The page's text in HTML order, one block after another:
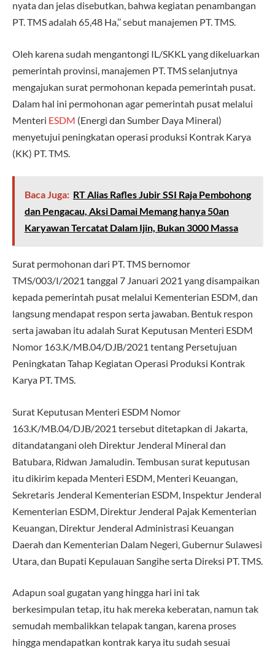
nyata dan jelas disebutkan, bahwa kegiatan penambangan
PT. TMS adalah 65,48 Ha,’’ sebut manajemen PT. TMS.
Oleh karena sudah mengantongi IL/SKKL yang dikeluarkan
pemerintah provinsi, manajemen PT. TMS selanjutnya
mengajukan surat permohonan kepada pemerintah pusat.
Dalam hal ini permohonan agar pemerintah pusat melalui
Menteri ESDM (Energi dan Sumber Daya Mineral)
menyetujui peningkatan operasi produksi Kontrak Karya
(KK) PT. TMS.
Baca Juga: RT Alias Rafles Jubir SSI Raja Pembohong
dan Pengacau, Aksi Damai Memang hanya 50an
Karyawan Tercatat Dalam Ijin, Bukan 3000 Massa
Surat permohonan dari PT. TMS bernomor
TMS/003/I/2021 tanggal 7 Januari 2021 yang disampaikan
kepada pemerintah pusat melalui Kementerian ESDM, dan
langsung mendapat respon serta jawaban. Bentuk respon
serta jawaban itu adalah Surat Keputusan Menteri ESDM
Nomor 163.K/MB.04/DJB/2021 tentang Persetujuan
Peningkatan Tahap Kegiatan Operasi Produksi Kontrak
Karya PT. TMS.
Surat Keputusan Menteri ESDM Nomor
163.K/MB.04/DJB/2021 tersebut ditetapkan di Jakarta,
ditandatangani oleh Direktur Jenderal Mineral dan
Batubara, Ridwan Jamaludin. Tembusan surat keputusan
itu dikirim kepada Menteri ESDM, Menteri Keuangan,
Sekretaris Jenderal Kementerian ESDM, Inspektur Jenderal
Kementerian ESDM, Direktur Jenderal Pajak Kementerian
Keuangan, Direktur Jenderal Administrasi Keuangan
Daerah dan Kementerian Dalam Negeri, Gubernur Sulawesi
Utara, dan Bupati Kepulauan Sangihe serta Direksi PT. TMS.
Adapun soal gugatan yang hingga hari ini tak
berkesimpulan tetap, itu hak mereka keberatan, namun tak
semudah membalikkan telapak tangan, karena proses
hingga mendapatkan kontrak karya itu sudah sesuai